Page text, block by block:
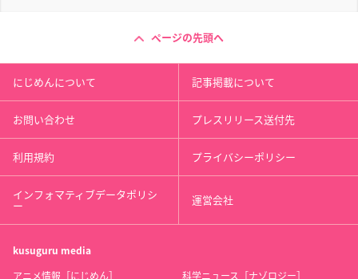
ページの先頭へ
にじめんについて 記事掲載について
お問い合わせ プレスリリース送付先
利用規約 プライバシーポリシー
インフォマティブデータポリシ
ー 運営会社
kusuguru media
アニメ情報［にじめん］ 科学ニュース［ナゾロジー］